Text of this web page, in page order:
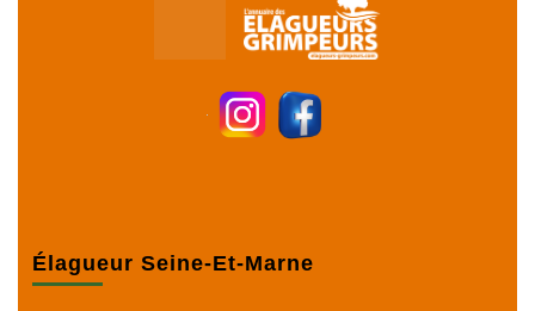
Élagueur Seine-Et-Marne